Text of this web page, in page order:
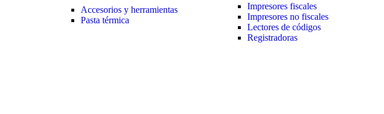
Accesorios y herramientas
Pasta térmica
Impresores fiscales
Impresores no fiscales
Lectores de códigos
Registradoras